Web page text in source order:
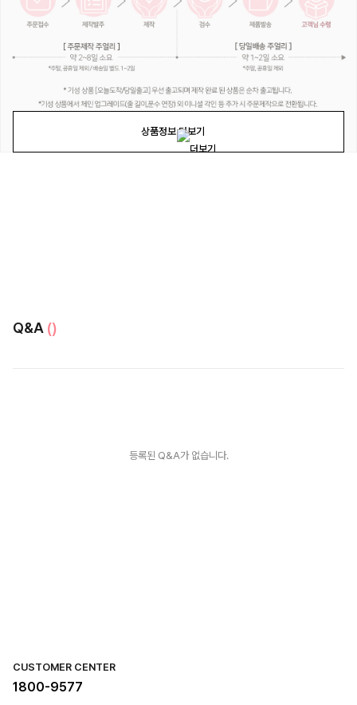
상품정보 더보기
Q&A ()
등록된 Q&A가 없습니다.
CUSTOMER CENTER
1800-9577